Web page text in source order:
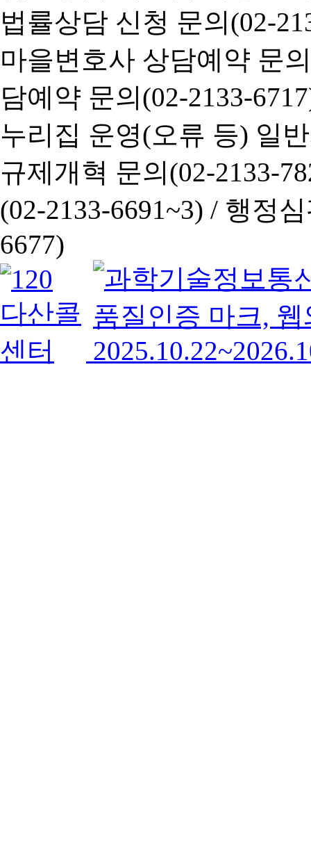
법률상담 신청 문의(02-
마을변호사 상담예약 문
담예약 문의(02-2133-
누리집 운영(오류 등) 일
규제개혁 문의(02-2133-
(02-2133-6691~3) / 행정심
6677)